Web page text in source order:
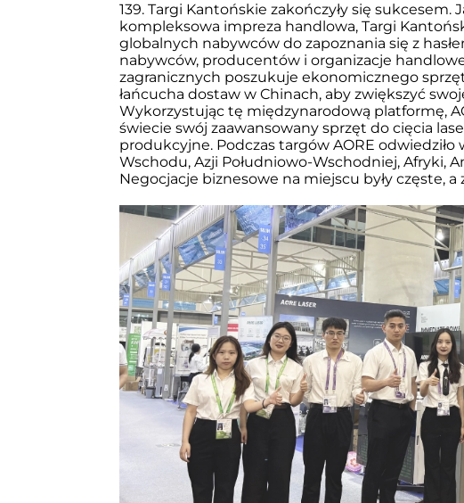
139. Targi Kantońskie zakończyły się sukcesem.
kompleksowa impreza handlowa, Targi
globalnych nabywców do zapoznania się z
nabywców, producentów i organizacje
zagranicznych poszukuje ekonomicznego
łańcucha dostaw w Chinach, aby zwiększyć
Wykorzystując tę międzynarodową platformę,
świecie swój zaawansowany sprzęt do cięcia
produkcyjne. Podczas targów AORE
Wschodu, Azji Południowo-Wschodniej, Afryki,
Negocjacje biznesowe na miejscu były częste, a